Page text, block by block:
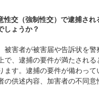
性交（強制性交）で逮捕され
しょうか？
被害者が被害届や告訴状を警
で、逮捕の要件が満たされる
ます。逮捕の要件が備わって
の供述内容、加害者の不同意